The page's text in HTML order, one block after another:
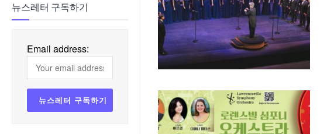
뉴스레터 구독하기
Email address: